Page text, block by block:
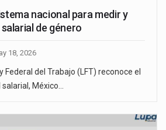
nacional para medir y
de género
18, 2026
Federal del Trabajo (LFT) reconoce el
México…